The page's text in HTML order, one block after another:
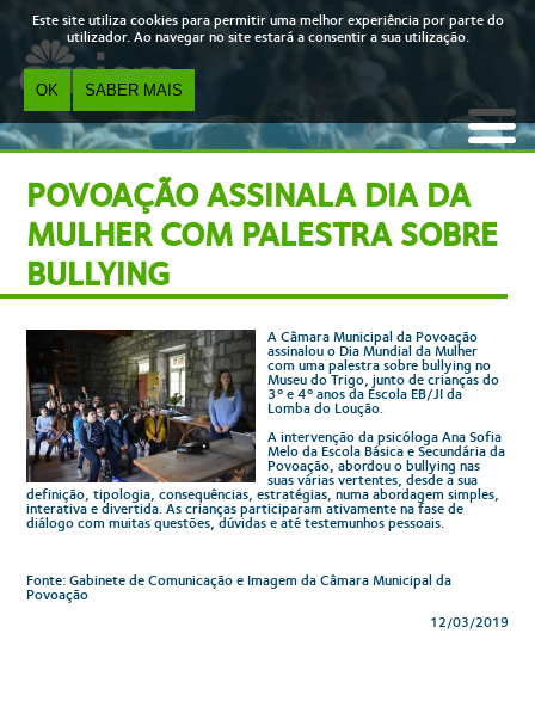
Este site utiliza cookies para permitir uma melhor experiência por parte do
utilizador. Ao navegar no site estará a consentir a sua utilização.
OK SABER MAIS
POVOAÇÃO ASSINALA DIA DA
MULHER COM PALESTRA SOBRE
BULLYING
A Câmara Municipal da Povoação
assinalou o Dia Mundial da Mulher
com uma palestra sobre bullying no
Museu do Trigo, junto de crianças do
3º e 4º anos da Escola EB/JI da
Lomba do Loução.
A intervenção da psicóloga Ana Sofia
Melo da Escola Básica e Secundária da
Povoação, abordou o bullying nas
suas várias vertentes, desde a sua
definição, tipologia, consequências, estratégias, numa abordagem simples,
interativa e divertida. As crianças participaram ativamente na fase de
diálogo com muitas questões, dúvidas e até testemunhos pessoais.
Fonte: Gabinete de Comunicação e Imagem da Câmara Municipal da
Povoação
12/03/2019